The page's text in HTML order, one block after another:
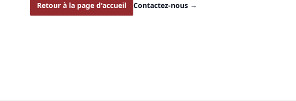
Retour à la page d'accueil Contactez-nous →